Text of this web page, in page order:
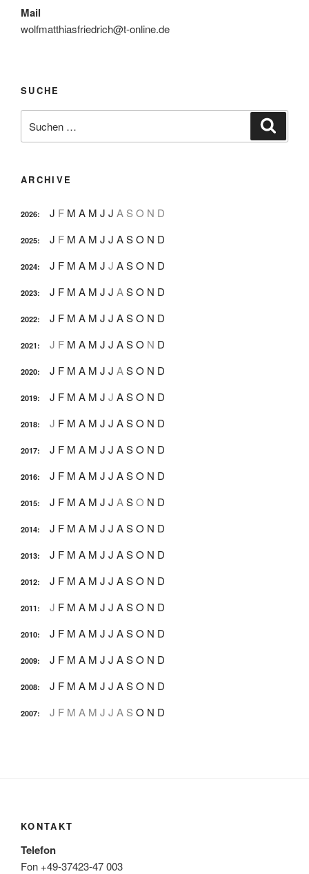
Mail
wolfmatthiasfriedrich@t-online.de
SUCHE
nach:
ARCHIVE
2026: J F M A M J J A S O N D
2025: J F M A M J J ASO N D
2024: J F M A M J J ASO N D
2023: J F M A M J J ASO N D
2022: J F M A M J J ASO N D
2021: J F M A M J J ASO N D
2020: J F M A M J J ASO N D
2019: J F M A M J J ASO N D
2018: J F M A M J J ASO N D
2017: J F M A M J J ASO N D
2016: J F M A M J J ASO N D
2015: J F M A M J J ASO N D
2014: J F M A M J J ASO N D
2013: J F M A M J J ASO N D
2012: J F M A M J J ASO N D
2011: J F M A M J J ASO N D
2010: J F M A M J J ASO N D
2009: J F M A M J J ASO N D
2008: J F M A M J J ASO N D
2007: J F M A M J J A S O N D
KONTAKT
Telefon
Fon +49-37423-47 003